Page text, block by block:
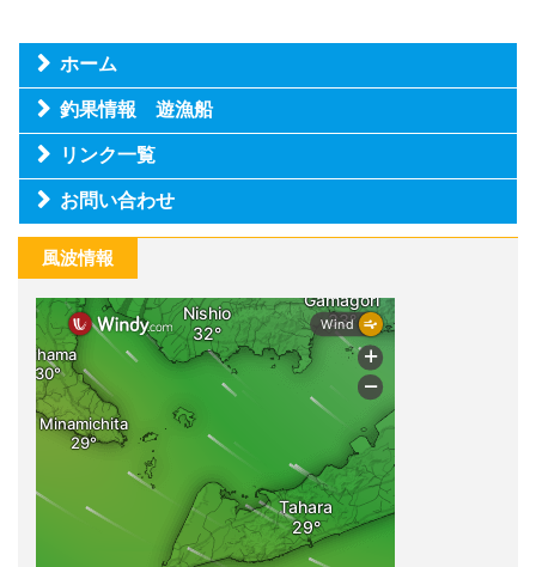
ホーム
釣果情報 遊漁船
リンク一覧
お問い合わせ
風波情報